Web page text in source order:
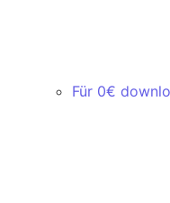
Für 0€